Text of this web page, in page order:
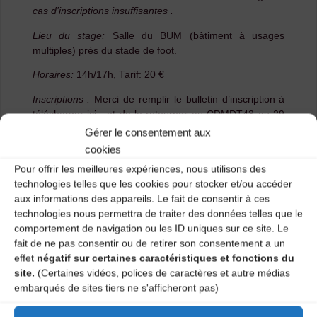
Gérer le consentement aux
cookies
Pour offrir les meilleures expériences, nous utilisons des
technologies telles que les cookies pour stocker et/ou accéder
aux informations des appareils. Le fait de consentir à ces
technologies nous permettra de traiter des données telles que le
comportement de navigation ou les ID uniques sur ce site. Le
fait de ne pas consentir ou de retirer son consentement a un
effet négatif sur certaines caractéristiques et fonctions du
site. (Certaines vidéos, polices de caractères et autre médias
embarqués de sites tiers ne s'afficheront pas)
cas d’inscriptions insuffisantes .
Lieu du stage: Salle du BUM (bâtiment à usages
multiples) près du stade de foot.
Horaires: 14h/17h, Tarif: 20 €
Inscriptions : Merci de remplir le bulletin d’inscription à
téléchargerici, et de le retourner au CDMDT43 au 29
rue Raphaël 43000 Le Puy-en-Velay, accompagné du
règlement avant le 11/11/2018
Stage d’initiation aux danses
traditionnelles animé par Perrine
Liogier
Ouvert à tous.
Lieu du stage :Salle socio-culturelle au gymnase
Horaires :